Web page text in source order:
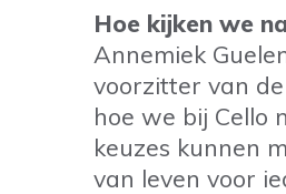
Hoe kijken we
Annemiek
voorzitter van
hoe we bij Cello
keuzes kunnen
van leven voor